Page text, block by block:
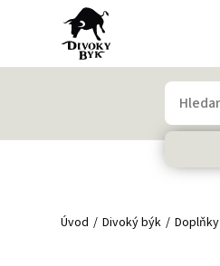
Úvod Divoký býk Doplňky